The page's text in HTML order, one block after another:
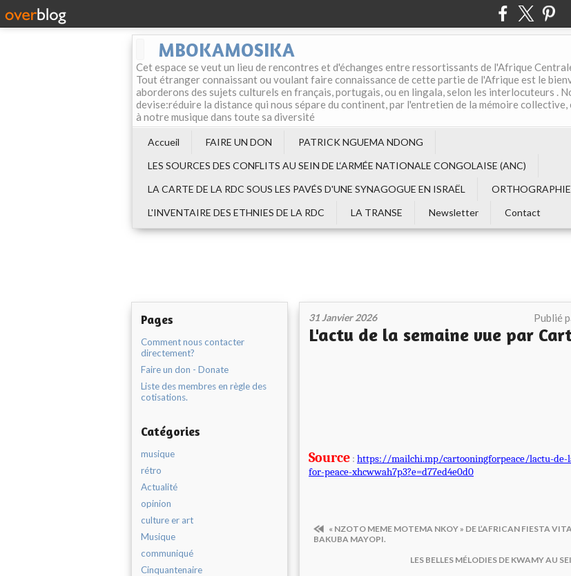
MBOKAMOSIKA
Cet espace se veut un lieu de rencontres et d'échanges entre ressortissants de l'Afrique
Tout étranger connaissant ou voulant faire connaissance de cette partie de l'Afrique est le
aborderons des sujets culturels en français, portugais, ou en lingala, selon les interlocuteurs .
devise:réduire la distance qui nous sépare du continent, par l'entretien de la mémoire
à notre musique dans toute sa diversité
Accueil FAIRE UN DON
PATRICK NGUEMA NDONG
LES SOURCES DES CONFLITS AU SEIN DE L‘ARMÉE NATIONALE CONGOLAISE (ANC)
LA CARTE DE LA RDC SOUS LES PAVÉS D'UNE SYNAGOGUE EN ISRAËL
L'INVENTAIRE DES ETHNIES DE LA RDC
LA TRANSE Newsletter Contact
Pages
Comment nous contacter
directement?
Faire un don - Donate
Liste des membres en règle des
cotisations.
Catégories
musique
rétro
Actualité
opinion
culture er art
Musique
communiqué
Cinquantenaire
31 Janvier 2026 Publié
L'actu de la semaine vue par
Source : https://mailchi.mp/cartooningforpeace/lactu-de-
for-peace-xhcwwah7p3?e=d77ed4e0d0
« NZOTO MEME MOTEMA NKOY » DE L’AFRICAN FIESTA
BAKUBA MAYOPI.
LES BELLES MÉLODIES DE KWAMY AU